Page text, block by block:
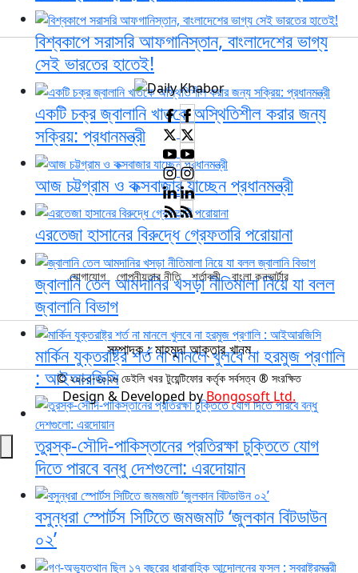
বিশ্বকাপে সরাসরি আফগানিস্তান, বাংলাদেশের ভাগ্য
সেই ভারতের হাতেই!
একটি চক্র জ্বালানি খাতকে অস্থিতিশীল করার জন্য
সক্রিয়: প্রধানমন্ত্রী
আজ চট্টগ্রাম ও কক্সবাজার যাচ্ছেন প্রধানমন্ত্রী
এরতেজা হাসানের বিরুদ্ধে গ্রেফতারি পরোয়ানা
জ্বালানি তেল আমদানির খসড়া নীতিমালা নিয়ে যা বলল
জ্বালানি বিভাগ
মার্কিন যুক্তরাষ্ট্র শর্ত না মানলে খুলবে না হরমুজ প্রণালি
: আইআরজিসি
তুরস্ক-সৌদি-পাকিস্তানের প্রতিরক্ষা চুক্তিতে যোগ
দিতে পারবে বন্ধু দেশগুলো: এরদোয়ান
বসুন্ধরা স্পোর্টস সিটিতে জমজমাট ‘জুলকান বিটডাউন
০২’
যোগাযোগ গোপনীয়তার নীতি শর্তাবলী বাংলা কনভার্টার
সম্পাদক : মাহমুদা আক্তার খানম
© ২০০০-২০২৬ ডেইলি খবর টুয়েন্টিফোর কর্তৃক সর্বসত্ব ® সংরক্ষিত
Design & Developed byBongosoft Ltd.